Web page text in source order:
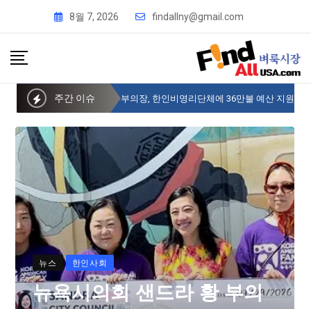
8월 7, 2026 findallny@gmail.com
주간 이슈
뉴욕시의회 샌드라 황 부의장, 한인비영리단체에 36만불 예산 지원
뉴스 한인사회
뉴욕시의회 샌드라 황 부의